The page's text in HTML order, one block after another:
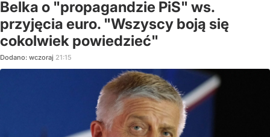
Belka o "propagandzie PiS" ws.
przyjęcia euro. "Wszyscy boją się
cokolwiek powiedzieć"
Dodano: wczoraj 21:15